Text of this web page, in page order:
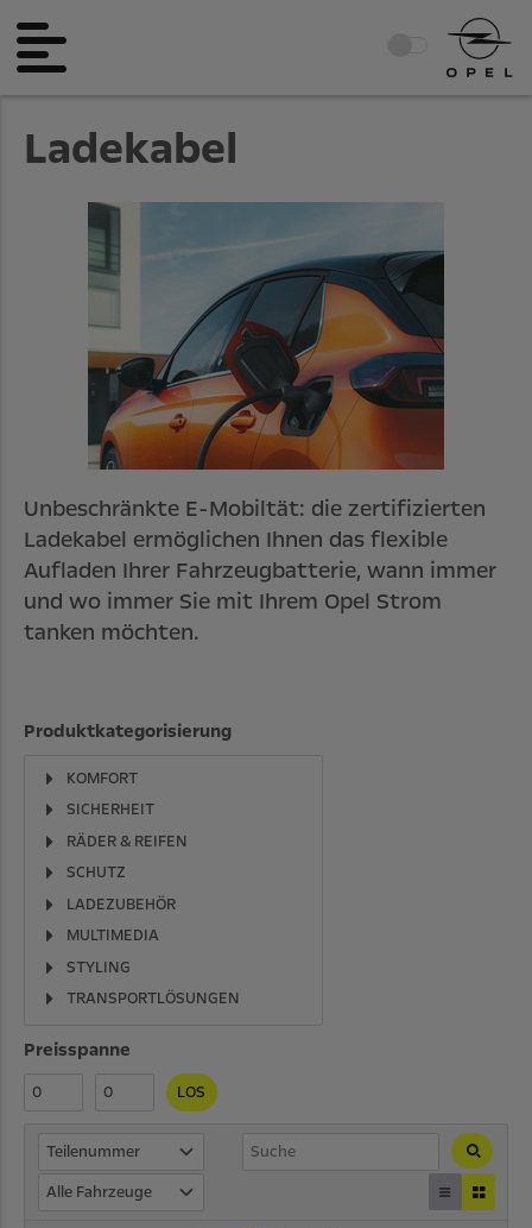
Ladekabel
Unbeschränkte E-Mobiltät: die zertifizierten
Ladekabel ermöglichen Ihnen das flexible
Aufladen Ihrer Fahrzeugbatterie, wann immer
und wo immer Sie mit Ihrem Opel Strom
tanken möchten.
Produktkategorisierung
KOMFORT
SICHERHEIT
RÄDER & REIFEN
SCHUTZ
LADEZUBEHÖR
MULTIMEDIA
STYLING
TRANSPORTLÖSUNGEN
Preisspanne
LOS
Teilenummer
Alle Fahrzeuge